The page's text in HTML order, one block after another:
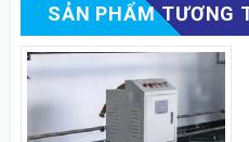
SẢN PHẨM TƯƠNG